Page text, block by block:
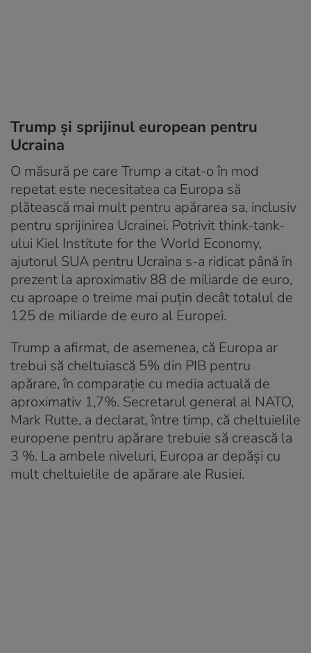
Trump și sprijinul european pentru
Ucraina
O măsură pe care Trump a citat-o în mod
repetat este necesitatea ca Europa să
plătească mai mult pentru apărarea sa, inclusiv
pentru sprijinirea Ucrainei. Potrivit think-tank-
ului Kiel Institute for the World Economy,
ajutorul SUA pentru Ucraina s-a ridicat până în
prezent la aproximativ 88 de miliarde de euro,
cu aproape o treime mai puțin decât totalul de
125 de miliarde de euro al Europei.
Trump a afirmat, de asemenea, că Europa ar
trebui să cheltuiască 5% din PIB pentru
apărare, în comparație cu media actuală de
aproximativ 1,7%. Secretarul general al NATO,
Mark Rutte, a declarat, între timp, că cheltuielile
europene pentru apărare trebuie să crească la
3 %. La ambele niveluri, Europa ar depăși cu
mult cheltuielile de apărare ale Rusiei.